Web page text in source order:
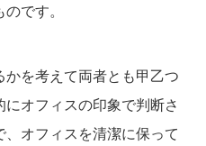
です。
を考えて両者とも甲乙つ
オフィスの印象で判断さ
オフィスを清潔に保って